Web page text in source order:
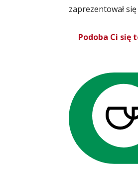
zaprezentował
Podoba Ci się